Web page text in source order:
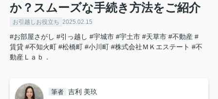
か？スムーズな手続き方法をご紹介
お引越しお役立ち 2025.02.15
#お部屋さがし #引っ越し #宇城市 #宇土市 #天草市 #不動産 #
賃貸 #不知火町 #松橋町 #小川町 #株式会社ＭＫエステート #不
動産Ｌａｂ．
筆者 吉利 美玖